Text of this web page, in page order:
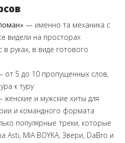
— именно та механика с
видели на просторах
в руках, в виде готового
от 5 до 10 пропущенных слов,
к туру
и мужские хиты для
и командного формата
популярные треки, которые
Asti, MIA BOYKA, Звери, DaBro и